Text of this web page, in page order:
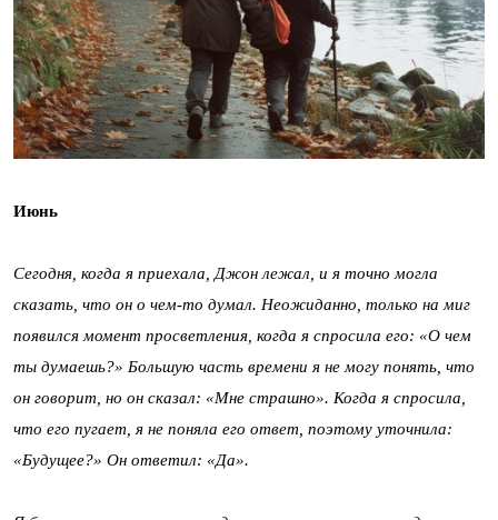
Июнь
Сегодня, когда я приехала, Джон лежал, и я точно могла
сказать, что он о чем-то думал. Неожиданно, только на миг
появился момент просветления, когда я спросила его: «О чем
ты думаешь?» Большую часть времени я не могу понять, что
он говорит, но он сказал: «Мне страшно». Когда я спросила,
что его пугает, я не поняла его ответ, поэтому уточнила:
«Будущее?» Он ответил: «Да».